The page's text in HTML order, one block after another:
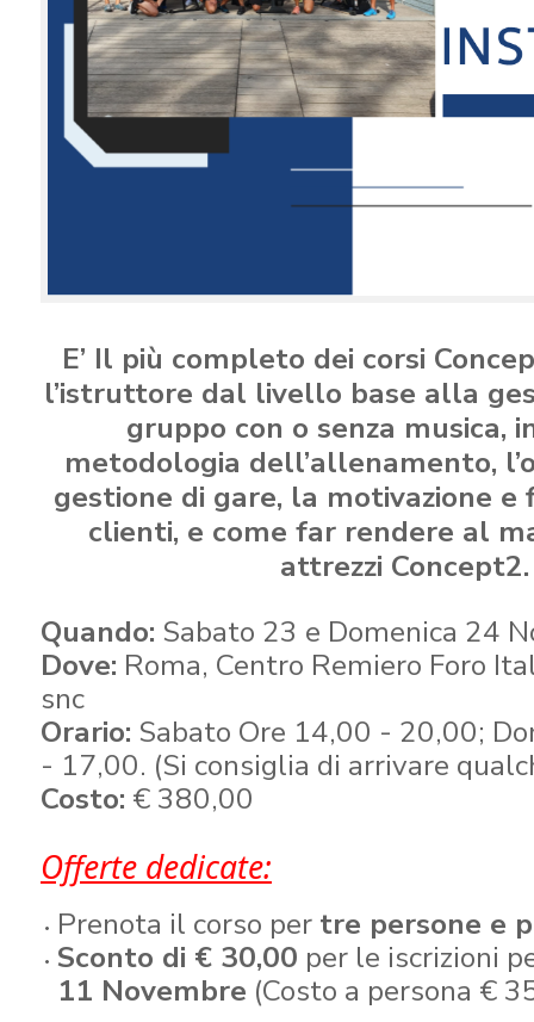
E’ Il più completo dei corsi
l’istruttore dal livello base alla
gruppo con o senza musica,
metodologia dell’allenamento,
gestione di gare, la motivazione e
clienti, e come far rendere al
attrezzi Concept2.
Quando: Sabato 23 e Domenica 24
Dove: Roma, Centro Remiero Foro
snc
Orario: Sabato Ore 14,00 - 20,00;
- 17,00. (Si consiglia di arrivare
Costo: € 380,00
Offerte dedicate:
Prenota il corso per tre persone e
Sconto di € 30,00 per le iscrizioni
11 Novembre (Costo a persona €